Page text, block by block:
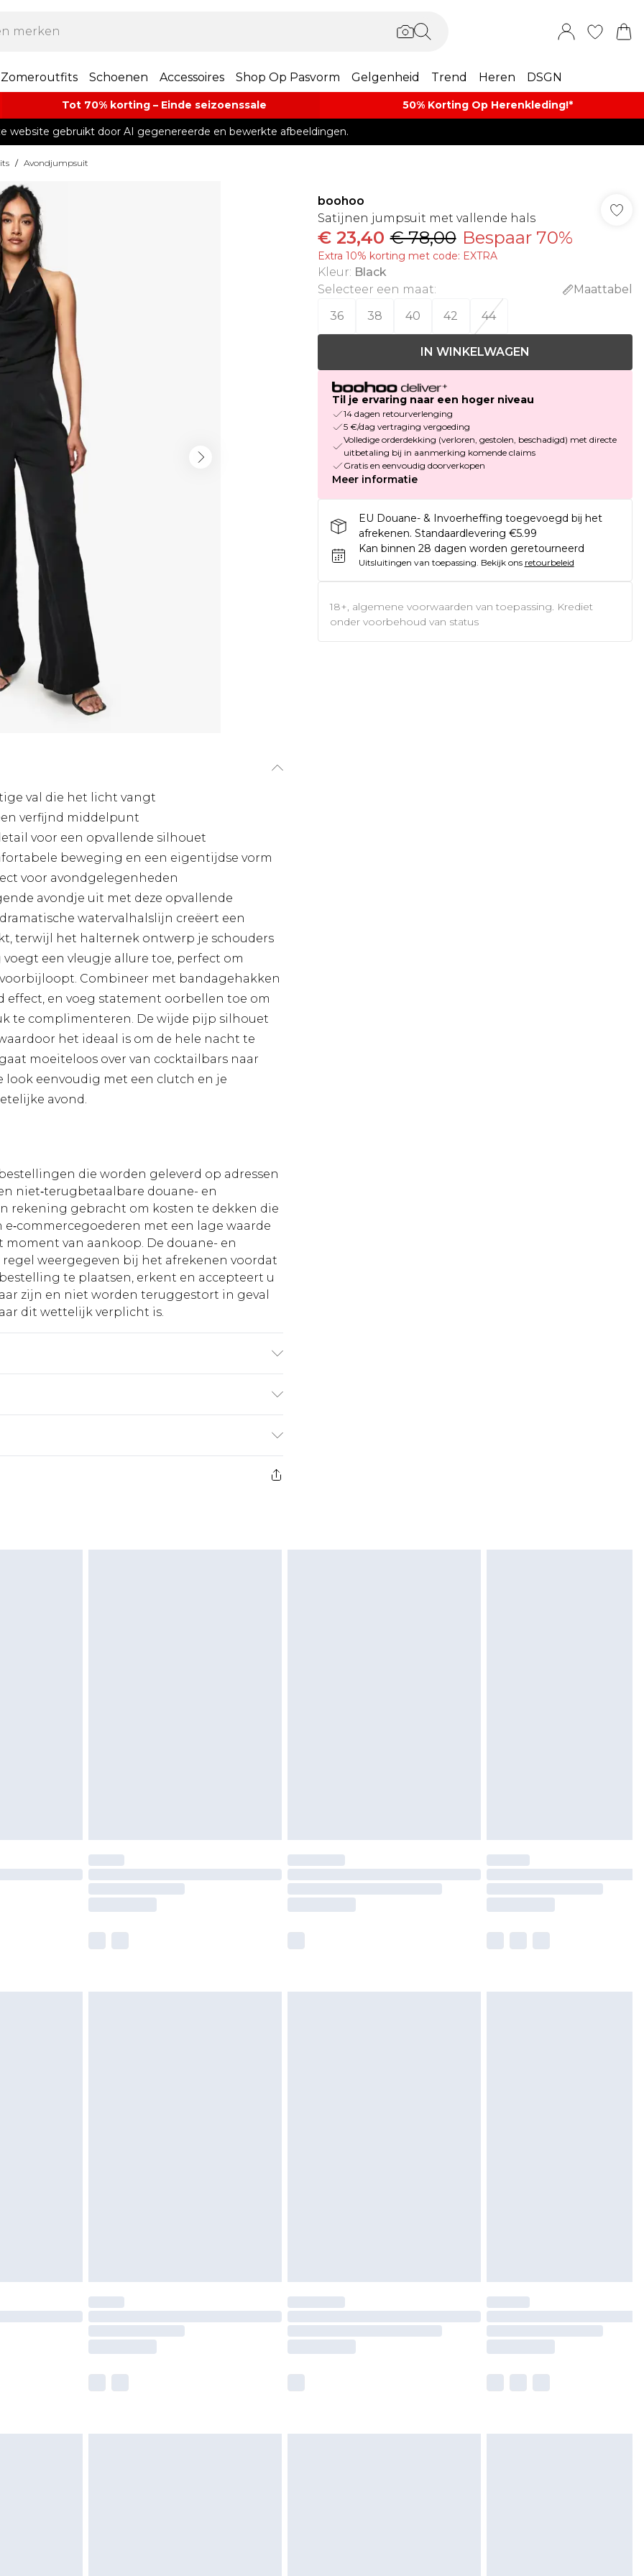
Zomeroutfits Schoenen Accessoires Shop Op Pasvorm Gelgenheid Trend Heren DSGN
Tot 70% korting – Einde seizoenssale 50% Korting Op Herenkleding​!*​
website gebruikt door AI gegenereerde en bewerkte afbeeldingen.
/ Avondjumpsuit
val die het licht vangt
verfijnd middelpunt
voor een opvallende silhouet
beweging en een eigentijdse vorm
voor avondgelegenheden
avondje uit met deze opvallende
watervalhalslijn creëert een
terwijl het halternek ontwerp je schouders
een vleugje allure toe, perfect om
Combineer met bandagehakken
effect, en voeg statement oorbellen toe om
te complimenteren. De wijde pijp silhouet
het ideaal is om de hele nacht te
moeiteloos over van cocktailbars naar
look eenvoudig met een clutch en je
avond.
die worden geleverd op adressen
niet‑terugbetaalbare douane- en
rekening gebracht om kosten te dekken die
met een lage waarde
van aankoop. De douane- en
weergegeven bij het afrekenen voordat
te plaatsen, erkent en accepteert u
zijn en niet worden teruggestort in geval
dit wettelijk verplicht is.
€5.99
€14.99
boohoo
Satijnen jumpsuit met vallende hals
€ 23,40 € 78,00 Bespaar 70%
Extra 10% korting met code: EXTRA
Kleur: Black
Selecteer een maat:
Maattabel
36
38 40 42 44
IN WINKELWAGEN
Til je ervaring naar een hoger niveau
14 dagen retourverlenging
5 €/dag vertraging vergoeding
Volledige orderdekking (verloren, gestolen, beschadigd) met directe
uitbetaling bij in aanmerking komende claims
Gratis en eenvoudig doorverkopen
Meer informatie
EU Douane- & Invoerheffing toegevoegd bij het
afrekenen. Standaardlevering €5.99
Kan binnen 28 dagen worden geretourneerd
Uitsluitingen van toepassing. Bekijk ons retourbeleid
18+, algemene voorwaarden van toepassing. Krediet
onder voorbehoud van status